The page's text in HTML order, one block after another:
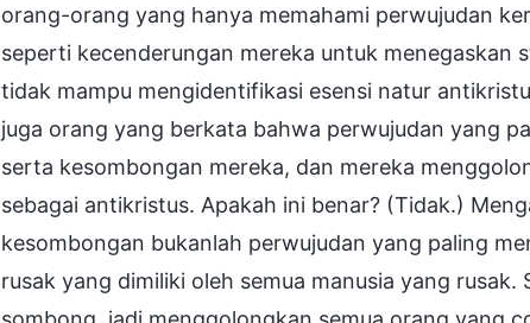
orang-orang yang hanya memahami perwujudan
seperti kecenderungan mereka untuk menegaskan
tidak mampu mengidentifikasi esensi natur
juga orang yang berkata bahwa perwujudan yang
serta kesombongan mereka, dan mereka
sebagai antikristus. Apakah ini benar? (Tidak.)
kesombongan bukanlah perwujudan yang paling
rusak yang dimiliki oleh semua manusia yang